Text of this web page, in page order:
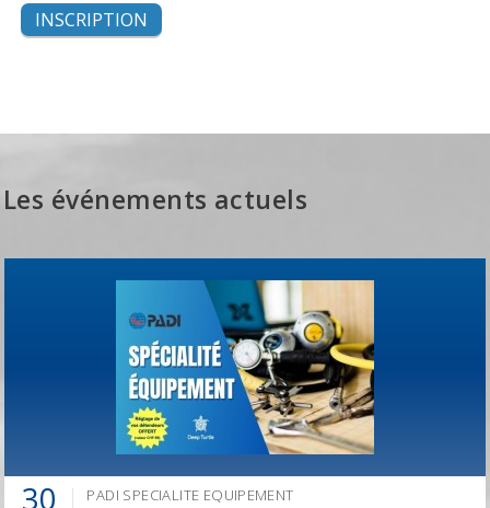
INSCRIPTION
Les événements actuels
30 PADI SPECIALITE EQUIPEMENT